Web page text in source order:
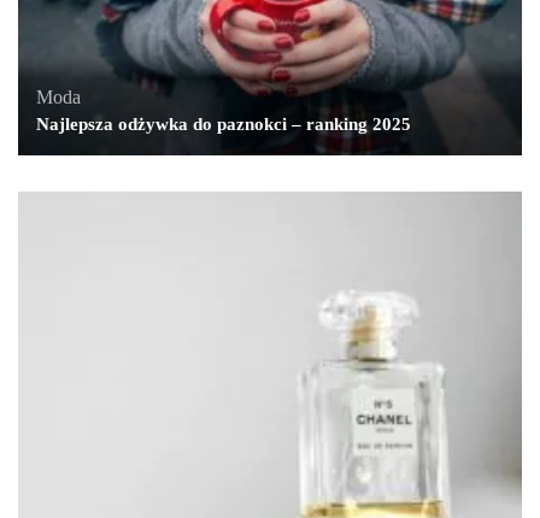
Moda
Najlepsza odżywka do paznokci – ranking 2025